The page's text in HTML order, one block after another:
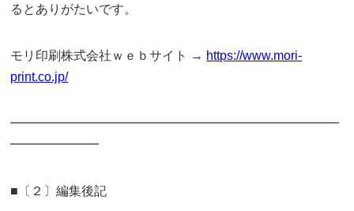
るとありがたいです。
モリ印刷株式会社ｗｅｂサイト → https://www.mori-
print.co.jp/
━━━━━━━━━━━━━━━━━━━━━━━━━━
━━━━━━━
■〔２〕編集後記